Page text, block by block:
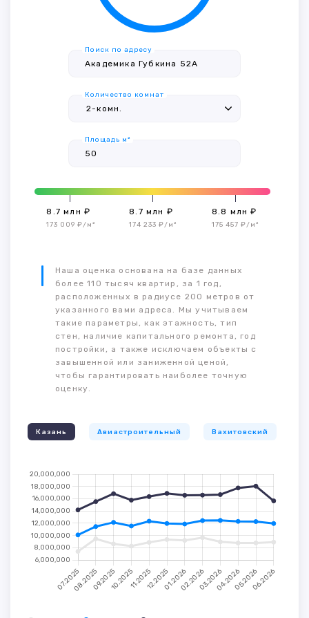
Поиск по адресу
Количество комнат
Площадь м²
8.7 млн ₽
173 009 ₽/м²
8.7 млн ₽
174 233 ₽/м²
8.8 млн ₽
175 457 ₽/м²
Наша оценка основана на базе данных
более 110 тысяч квартир, за 1 год,
расположенных в радиусе 200 метров от
указанного вами адреса. Мы учитываем
такие параметры, как этажность, тип
стен, наличие капитального ремонта, год
постройки, а также исключаем объекты с
завышенной или заниженной ценой,
чтобы гарантировать наиболее точную
оценку.
Казань Авиастроительный Вахитовский